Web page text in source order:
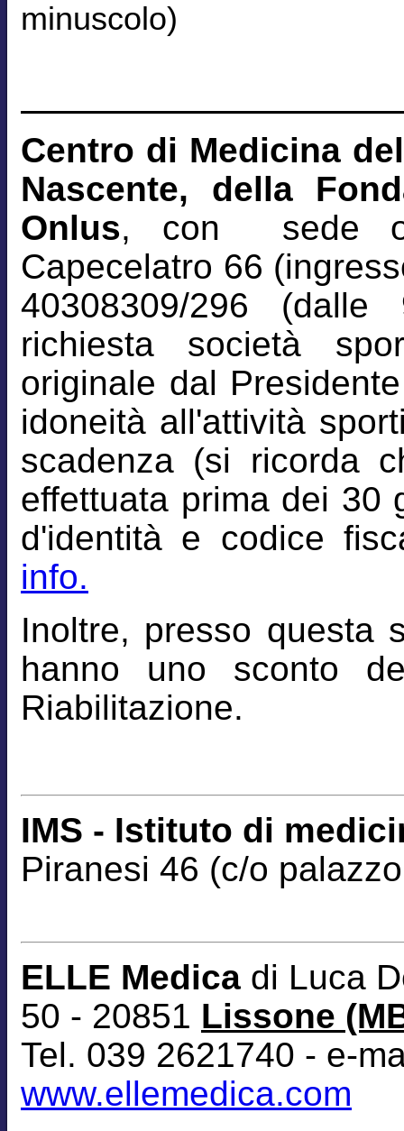
minuscolo)
Centro di Medicina
Nascente, della
Onlus, con sede
Capecelatro 66
40308309/296
richiesta società
originale dal
idoneità all'attività
scadenza (si ricorda
effettuata prima dei 30
d'identità e codice
info.
Inoltre, presso questa
hanno uno sconto
Riabilitazione.
IMS - Istituto di
Piranesi 46 (c/o
ELLE Medica di Luca
50 - 20851 Lissone
Tel. 039 2621740 - e-
www.ellemedica.com